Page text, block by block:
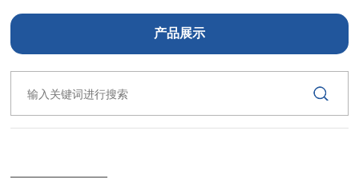
CPE-OTN/
波分复用设备/ 地下通信用塑料管材/
光分路器/ 光缆分纤箱/
光纤总配线架MODF/ 宽带接入用综合配线箱/
解决方案
产品解决方案/
产品应用方案/
电子样册下载/
使用说明下载/
产品展示